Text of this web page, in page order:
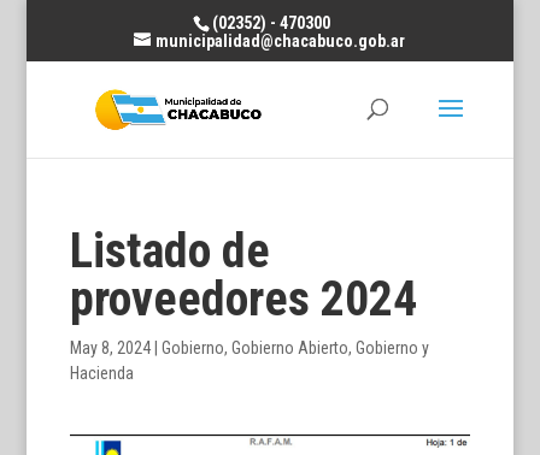
(02352) - 470300
municipalidad@chacabuco.gob.ar
Listado de
proveedores 2024
May 8, 2024| Gobierno, Gobierno Abierto, Gobierno y
Hacienda